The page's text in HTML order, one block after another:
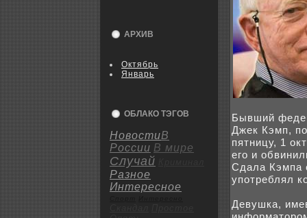
АРХИВ
Октябрь
Январь
ОБЛАКО ТЭГОВ
НовостиВ
России В мире
Случай
Разное
Интересное
Бывший
Джeк Кэмп,
пятницу, 1
его и
Сдала Кэмпа
употреблял
Девушка,